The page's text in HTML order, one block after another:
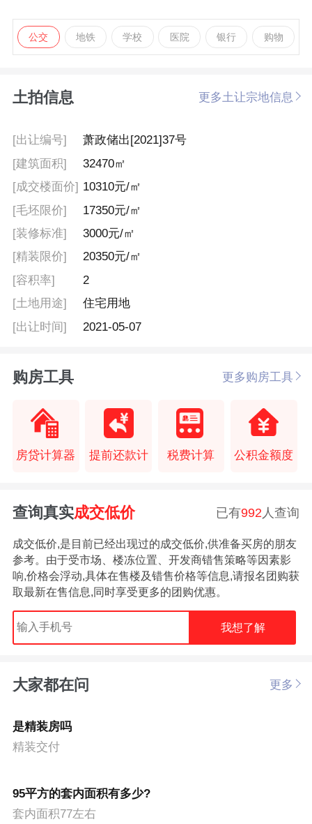
公交 地铁 学校 医院 银行 购物
土拍信息 更多土让宗地信息
[出让编号]
萧政储出[2021]37号
[建筑面积]
32470㎡
[成交楼面价] 10310元/㎡
[毛坯限价]
17350元/㎡
[装修标准]
3000元/㎡
[精装限价]
20350元/㎡
[容积率]
2
[土地用途]
住宅用地
[出让时间]
2021-05-07
购房工具 更多购房工具
房贷计算器 提前还款计 税费计算 公积金额度
查询真实成交低价 已有992人查询
成交低价,是目前已经出现过的成交低价,供准备买房的朋友
参考。由于受市场、楼冻位置、开发商错售策略等因素影
响,价格会浮动,具体在售楼及错售价格等信息,请报名团购获
取最新在售信息,同时享受更多的团购优惠。
我想了解
大家都在问 更多
是精装房吗
精装交付
95平方的套内面积有多少?
套内面积77左右